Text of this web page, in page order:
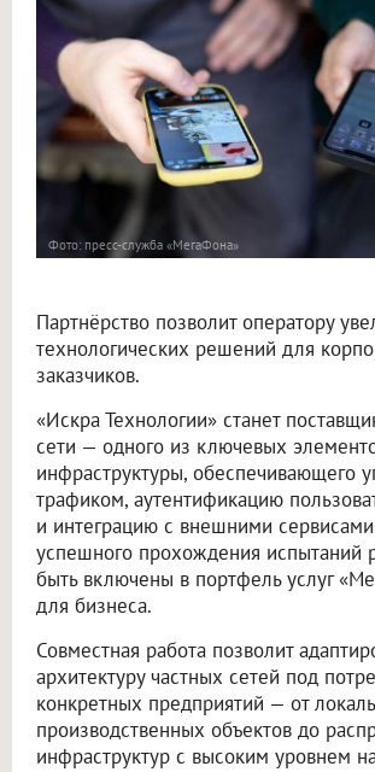
Фото: пресс-служба «МегаФона»
Партнёрство позволит оператору
технологических решений для
заказчиков.
«Искра Технологии» станет
сети — одного из ключевых
инфраструктуры, обеспечивающего
трафиком, аутентификацию
и интеграцию с внешними
успешного прохождения испытаний
быть включены в портфель услуг
для бизнеса.
Совместная работа позволит
архитектуру частных сетей под
конкретных предприятий — от
производственных объектов до
инфраструктур с высоким уровнем